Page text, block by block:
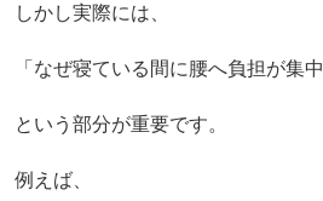
しかし実際には、
「なぜ寝ている間に腰へ負担が集
という部分が重要です。
例えば、